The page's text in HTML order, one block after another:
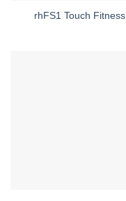
rhFS1 Touch Fitness